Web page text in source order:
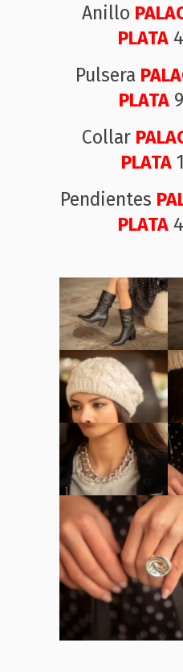
Anillo
PLATA
Pulsera
PLATA
Collar
PLATA
Pendientes
PLATA